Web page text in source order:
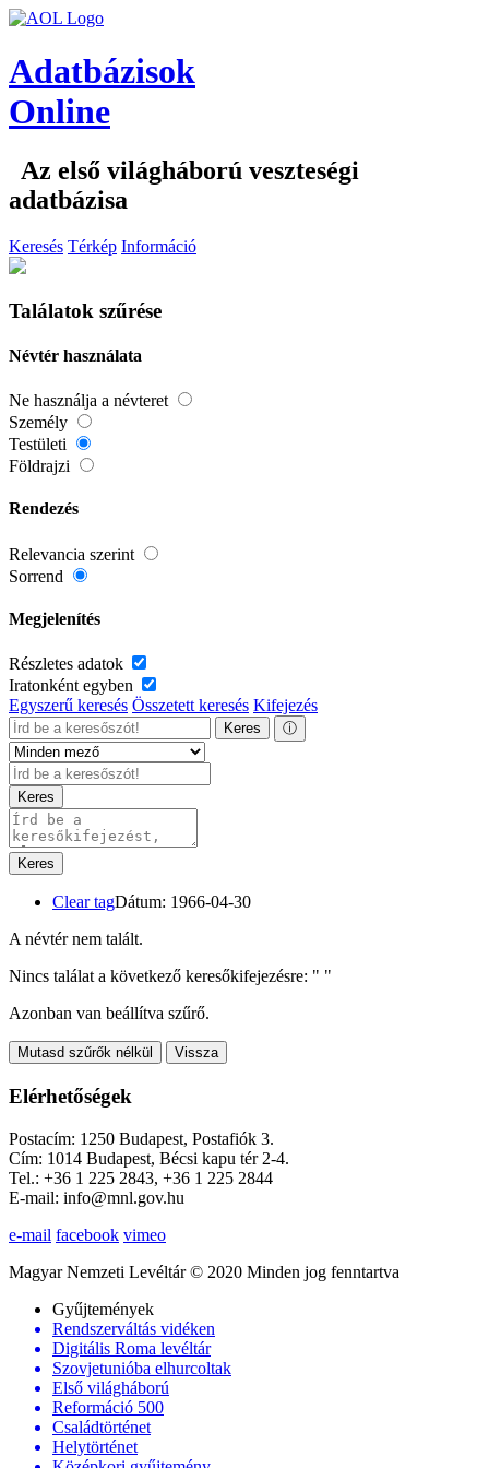
Adatbázisok
Online
Az első világháború veszteségi
adatbázisa
Keresés Térkép Információ
Találatok szűrése
Névtér használata
Ne használja a névteret
Személy
Testületi
Földrajzi
Rendezés
Relevancia szerint
Sorrend
Megjelenítés
Részletes adatok
Iratonként egyben
Egyszerű keresés Összetett keresés Kifejezés
Keres ⓘ
Keres
Keres
Clear tagDátum: 1966-04-30
A névtér nem talált.
Nincs találat a következő keresőkifejezésre: " "
Azonban van beállítva szűrő.
Mutasd szűrők nélkül Vissza
Elérhetőségek
Postacím: 1250 Budapest, Postafiók 3.
Cím: 1014 Budapest, Bécsi kapu tér 2-4.
Tel.: +36 1 225 2843, +36 1 225 2844
E-mail: info@mnl.gov.hu
e-mail facebook vimeo
Magyar Nemzeti Levéltár © 2020 Minden jog fenntartva
Gyűjtemények
Rendszerváltás vidéken
Digitális Roma levéltár
Szovjetunióba elhurcoltak
Első világháború
Reformáció 500
Családtörténet
Helytörténet